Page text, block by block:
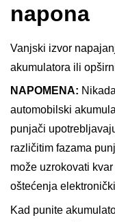
napona
Vanjski izvor
akumulatora ili
NAPOMENA:
automobilski
punjači
različitim fazama
može uzrokovati
oštećenja
Kad punite